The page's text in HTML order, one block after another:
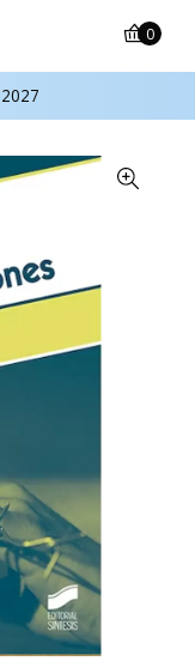
0